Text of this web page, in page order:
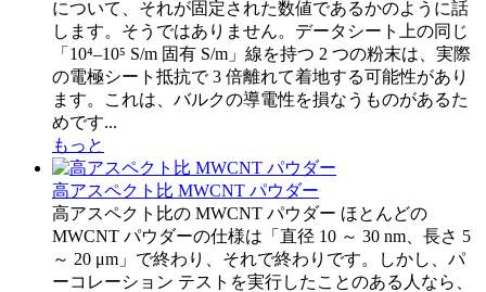
について、それが固定された数値であるかのように話
します。そうではありません。データシート上の同じ
「10⁴–10⁵ S/m 固有 S/m」線を持つ 2 つの粉末は、実際
の電極シート抵抗で 3 倍離れて着地する可能性があり
ます。これは、バルクの導電性を損なうものがあるた
めです...
もっと
高アスペクト比 MWCNT パウダー
高アスペクト比の MWCNT パウダー ほとんどの
MWCNT パウダーの仕様は「直径 10 ～ 30 nm、長さ 5
～ 20 μm」で終わり、それで終わりです。しかし、パ
ーコレーション テストを実行したことのある人なら、